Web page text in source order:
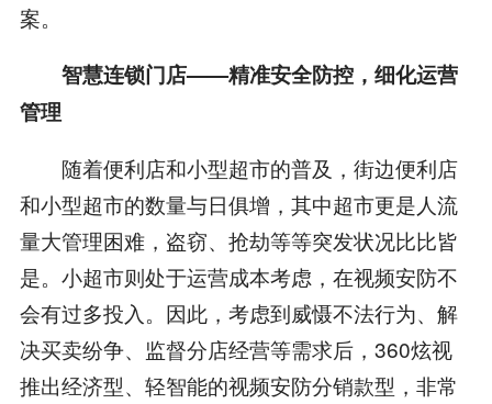
案。
智慧连锁门店——精准安全防控，细化运营
管理
随着便利店和小型超市的普及，街边便利店
和小型超市的数量与日俱增，其中超市更是人流
量大管理困难，盗窃、抢劫等等突发状况比比皆
是。小超市则处于运营成本考虑，在视频安防不
会有过多投入。因此，考虑到威慑不法行为、解
决买卖纷争、监督分店经营等需求后，360炫视
推出经济型、轻智能的视频安防分销款型，非常